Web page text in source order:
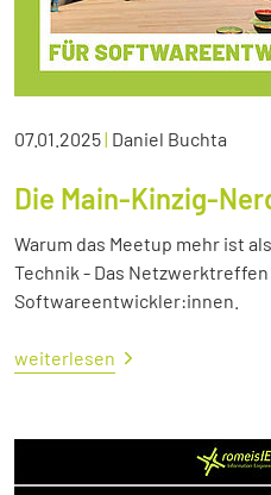
07.01.2025| Daniel Buchta
Die Main-Kinzig-
Warum das Meetup mehr ist
Technik - Das
Softwareentwickler:innen.
weiterlesen